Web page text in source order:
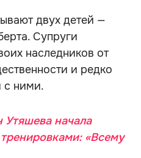
двух детей —
Супруги
наследников от
и редко
с ними.
Утяшева начала
«Всему